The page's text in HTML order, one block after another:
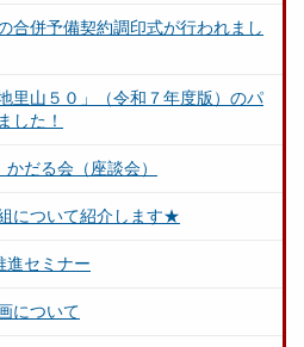
合併予備契約調印式が行われまし
里山５０」（令和７年度版）のパ
した！
だる会（座談会）
について紹介します★
進セミナー
について